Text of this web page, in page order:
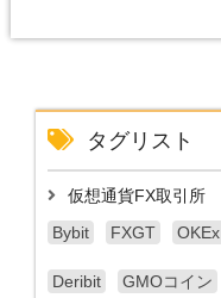
タグリスト
仮想通貨FX取引所
Bybit
FXGT OKEx
Deribit GMOコイン